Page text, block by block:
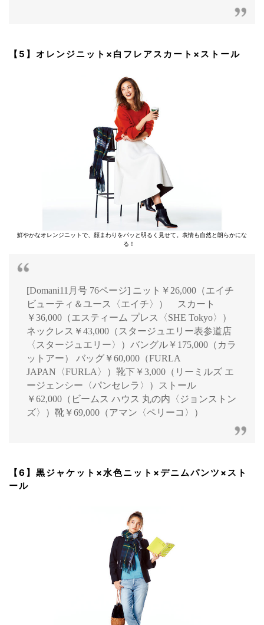
【5】オレンジニット×白フレアスカート×ストール
鮮やかなオレンジニットで、顔まわりをパッと明るく見せて。表情も自然と朗らかにな
る！
[Domani11月号 76ページ] ニット￥26,000（エイチ
ビューティ＆ユース〈エイチ〉） スカート
￥36,000（エスティーム プレス〈SHE Tokyo〉）
ネックレス￥43,000（スタージュエリー表参道店
〈スタージュエリー〉）バングル￥175,000（カラ
ットアー） バッグ￥60,000（FURLA
JAPAN〈FURLA〉）靴下￥3,000（リーミルズ エ
ージェンシー〈パンセレラ〉）ストール
￥62,000（ビームス ハウス 丸の内〈ジョンストン
ズ〉）靴￥69,000（アマン〈ペリーコ〉）
【6】黒ジャケット×水色ニット×デニムパンツ×スト
ール